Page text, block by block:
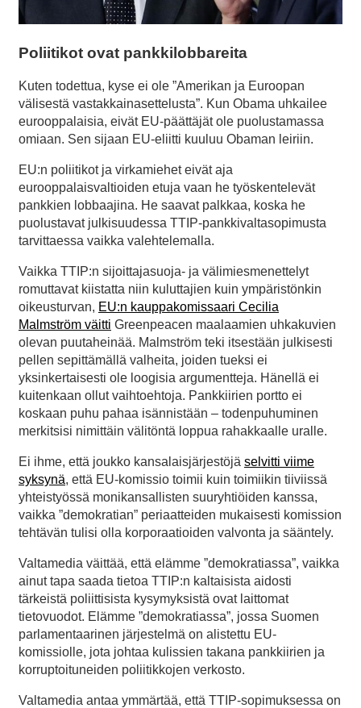
Poliitikot ovat pankkilobbareita
Kuten todettua, kyse ei ole ”Amerikan ja Euroopan
välisestä vastakkainasettelusta”. Kun Obama uhkailee
eurooppalaisia, eivät EU-päättäjät ole puolustamassa
omiaan. Sen sijaan EU-eliitti kuuluu Obaman leiriin.
EU:n poliitikot ja virkamiehet eivät aja
eurooppalaisvaltioiden etuja vaan he työskentelevät
pankkien lobbaajina. He saavat palkkaa, koska he
puolustavat julkisuudessa TTIP-pankkivaltasopimusta
tarvittaessa vaikka valehtelemalla.
Vaikka TTIP:n sijoittajasuoja- ja välimiesmenettelyt
romuttavat kiistatta niin kuluttajien kuin ympäristönkin
oikeusturvan, EU:n kauppakomissaari Cecilia
Malmström väitti Greenpeacen maalaamien uhkakuvien
olevan puutaheinää. Malmström teki itsestään julkisesti
pellen sepittämällä valheita, joiden tueksi ei
yksinkertaisesti ole loogisia argumentteja. Hänellä ei
kuitenkaan ollut vaihtoehtoja. Pankkiirien portto ei
koskaan puhu pahaa isännistään – todenpuhuminen
merkitsisi nimittäin välitöntä loppua rahakkaalle uralle.
Ei ihme, että joukko kansalaisjärjestöjä selvitti viime
syksynä, että EU-komissio toimii kuin toimiikin tiiviissä
yhteistyössä monikansallisten suuryhtiöiden kanssa,
vaikka ”demokratian” periaatteiden mukaisesti komission
tehtävän tulisi olla korporaatioiden valvonta ja sääntely.
Valtamedia väittää, että elämme ”demokratiassa”, vaikka
ainut tapa saada tietoa TTIP:n kaltaisista aidosti
tärkeistä poliittisista kysymyksistä ovat laittomat
tietovuodot. Elämme ”demokratiassa”, jossa Suomen
parlamentaarinen järjestelmä on alistettu EU-
komissiolle, jota johtaa kulissien takana pankkiirien ja
korruptoituneiden poliitikkojen verkosto.
Valtamedia antaa ymmärtää, että TTIP-sopimuksessa on